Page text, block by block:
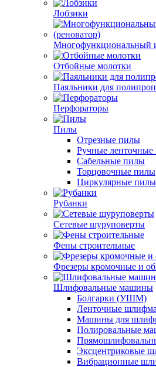
Лобзики
Многофункциональный
Отбойные молотки
Паяльники для
Перфораторы
Пилы
Отрезные пилы
Ручные
Сабельные пилы
Торцовочные пилы
Циркулярные пилы
Рубанки
Сетевые шуруповерты
Фены строительные
Фрезеры кромочные и
Шлифовальные машины
Болгарки (УШМ)
Ленточные
Машины для
Полировальные
Эксцентриковые
Вибрационные